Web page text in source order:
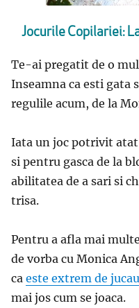
Jocurile Copilariei:
Te-ai pregatit de o
Inseamna ca esti gata
regulile acum, de la
Iata un joc potrivit
si pentru gasca de la
abilitatea de a sari si
trisa.
Pentru a afla mai
de vorba cu Monica
ca este extrem de
mai jos cum se joaca.